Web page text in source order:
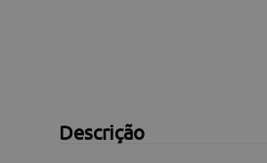
Descrição